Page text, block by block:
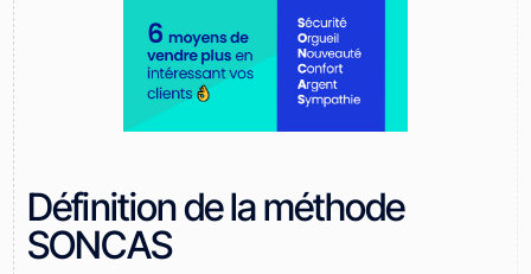
Définition de la méthode
SONCAS